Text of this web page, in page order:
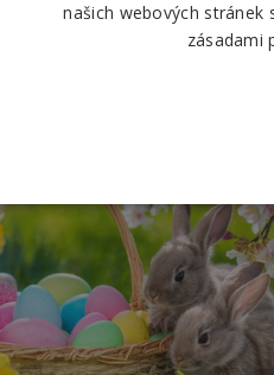
našich webových stránek
zásadami